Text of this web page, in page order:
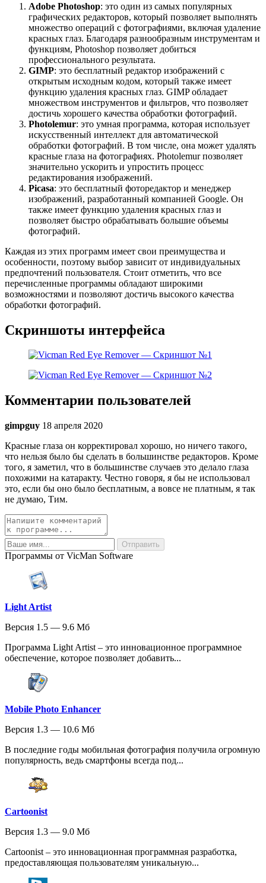
Adobe Photoshop: это один из самых популярных
графических редакторов, который позволяет выполнять
множество операций с фотографиями, включая удаление
красных глаз. Благодаря разнообразным инструментам и
функциям, Photoshop позволяет добиться
профессионального результата.
GIMP: это бесплатный редактор изображений с
открытым исходным кодом, который также имеет
функцию удаления красных глаз. GIMP обладает
множеством инструментов и фильтров, что позволяет
достичь хорошего качества обработки фотографий.
Photolemur: это умная программа, которая использует
искусственный интеллект для автоматической
обработки фотографий. В том числе, она может удалять
красные глаза на фотографиях. Photolemur позволяет
значительно ускорить и упростить процесс
редактирования изображений.
Picasa: это бесплатный фоторедактор и менеджер
изображений, разработанный компанией Google. Он
также имеет функцию удаления красных глаз и
позволяет быстро обрабатывать большие объемы
фотографий.
Каждая из этих программ имеет свои преимущества и
особенности, поэтому выбор зависит от индивидуальных
предпочтений пользователя. Стоит отметить, что все
перечисленные программы обладают широкими
возможностями и позволяют достичь высокого качества
обработки фотографий.
Скриншоты интерфейса
Комментарии пользователей
gimpguy 18 апреля 2020
Красные глаза он корректировал хорошо, но ничего такого,
что нельзя было бы сделать в большинстве редакторов. Кроме
того, я заметил, что в большинстве случаев это делало глаза
похожими на катаракту. Честно говоря, я бы не использовал
это, если бы оно было бесплатным, а вовсе не платным, я так
не думаю, Тим.
Программы от VicMan Software
Light Artist
Версия 1.5 — 9.6 Мб
Программа Light Artist – это инновационное программное
обеспечение, которое позволяет добавить...
Mobile Photo Enhancer
Версия 1.3 — 10.6 Мб
В последние годы мобильная фотография получила огромную
популярность, ведь смартфоны всегда под...
Cartoonist
Версия 1.3 — 9.0 Мб
Cartoonist – это инновационная программная разработка,
предоставляющая пользователям уникальную...